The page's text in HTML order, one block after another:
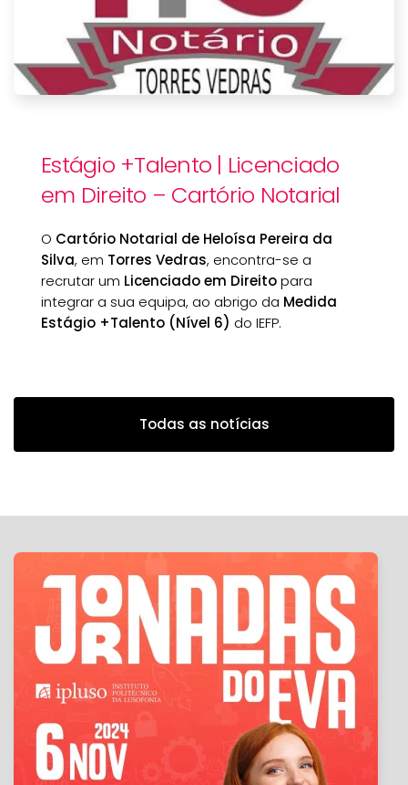
Estágio +Talento | Licenciado
em Direito – Cartório Notarial
O Cartório Notarial de Heloísa Pereira da
Silva, em Torres Vedras, encontra-se a
recrutar um Licenciado em Direitopara
integrar a sua equipa, ao abrigo da Medida
Estágio +Talento (Nível 6) do IEFP.
Todas as notícias